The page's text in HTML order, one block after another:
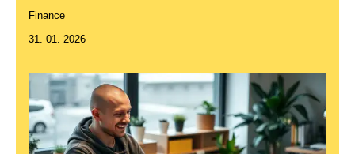
Finance
31. 01. 2026